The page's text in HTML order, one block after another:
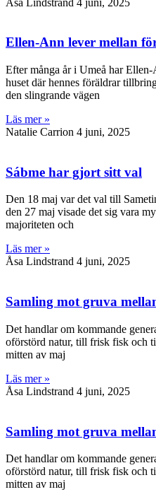
Ellen-Ann lever mellan
Efter många år i Umeå har
huset där hennes föräldrar
den slingrande vägen
Läs mer »
Natalie Carrion 4 juni, 2025
Sábme har gjort sitt val
Den 18 maj var det val till
den 27 maj visade det sig vara
majoriteten och
Läs mer »
Åsa Lindstrand 4 juni, 2025
Samling mot gruva
Det handlar om kommande
oförstörd natur, till frisk fisk och
mitten av maj
Läs mer »
Åsa Lindstrand 4 juni, 2025
Samling mot gruva
Det handlar om kommande
oförstörd natur, till frisk fisk och
mitten av maj